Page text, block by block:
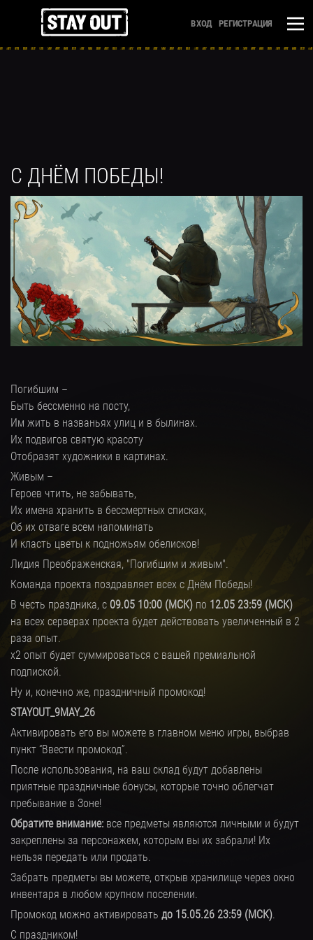
ВХОД РЕГИСТРАЦИЯ
С ДНЁМ ПОБЕДЫ!
Погибшим –
Быть бессменно на посту,
Им жить в названьях улиц и в былинах.
Их подвигов святую красоту
Отобразят художники в картинах.
Живым –
Героев чтить, не забывать,
Их имена хранить в бессмертных списках,
Об их отваге всем напоминать
И класть цветы к подножьям обелисков!
Лидия Преображенская, "Погибшим и живым".
Команда проекта поздравляет всех с Днём Победы!
В честь праздника, с 09.05 10:00 (МСК) по 12.05 23:59 (МСК)
на всех серверах проекта будет действовать увеличенный в 2
раза опыт.
х2 опыт будет суммироваться с вашей премиальной
подпиской.
Ну и, конечно же, праздничный промокод!
STAYOUT_9MAY_26
Активировать его вы можете в главном меню игры, выбрав
пункт “Ввести промокод”.
После использования, на ваш склад будут добавлены
приятные праздничные бонусы, которые точно облегчат
пребывание в Зоне!
Обратите внимание: все предметы являются личными и будут
закреплены за персонажем, которым вы их забрали! Их
нельзя передать или продать.
Забрать предметы вы можете, открыв хранилище через окно
инвентаря в любом крупном поселении.
Промокод можно активировать до 15.05.26 23:59 (МСК).
С праздником!